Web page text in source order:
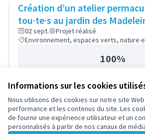
Informations sur les cookies
Nous utilisons des cookies sur notre site
performance et les contenus du site. Les
de fournir une expérience utilisateur et un
personnalisés à partir de nos canaux de
Création d’un atelier
tou·te·s au jardin des
02 sept.
Projet réalisé
Environnement, espaces verts, nature
100%